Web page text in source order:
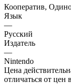
Кооператив,
Язык
—
Русский
Издатель
—
Nintendo
Цена
отличаться от цен